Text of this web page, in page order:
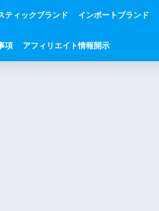
ティックブランド インポートブランド
項 アフィリエイト情報開示